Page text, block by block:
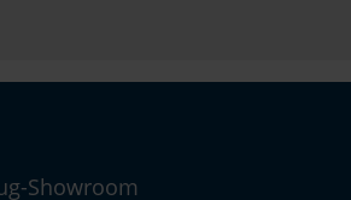
Showroom